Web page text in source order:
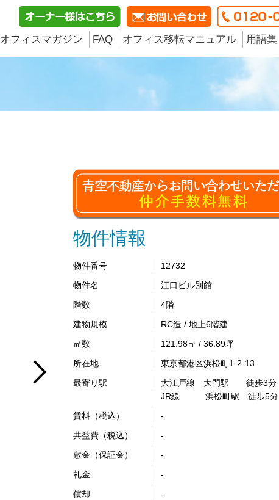
オフィスマガジン FAQ オフィス移転マニュアル 用語集
物件情報
物件番号
12732
物件名
江口ビル別館
階数
4階
建物規模
RC造 / 地上6階建
㎡数
121.98㎡ / 36.89坪
所在地
東京都港区浜松町1-2-13
最寄り駅
大江戸線 大門駅 徒歩3分
JR線 浜松町駅 徒歩5分
賃料（税込）
-
共益費（税込）
-
敷金（保証金）
-
礼金
-
償却
-